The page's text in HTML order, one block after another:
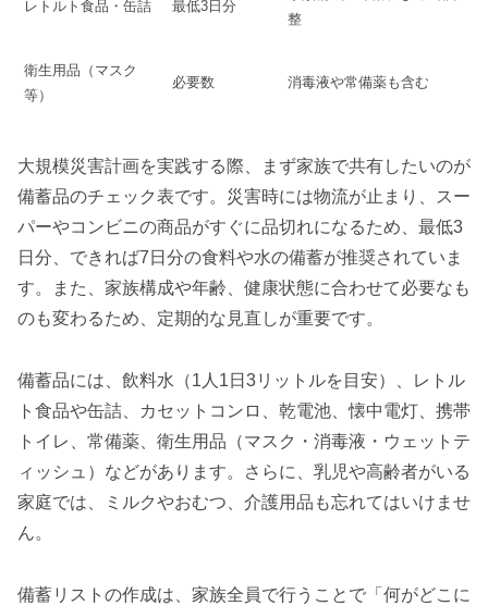
レトルト食品・缶詰 最低3日分
整
衛生用品（マスク
等）
必要数 消毒液や常備薬も含む
大規模災害計画を実践する際、まず家族で共有したいのが
備蓄品のチェック表です。災害時には物流が止まり、スー
パーやコンビニの商品がすぐに品切れになるため、最低3
日分、できれば7日分の食料や水の備蓄が推奨されていま
す。また、家族構成や年齢、健康状態に合わせて必要なも
のも変わるため、定期的な見直しが重要です。
備蓄品には、飲料水（1人1日3リットルを目安）、レトル
ト食品や缶詰、カセットコンロ、乾電池、懐中電灯、携帯
トイレ、常備薬、衛生用品（マスク・消毒液・ウェットテ
ィッシュ）などがあります。さらに、乳児や高齢者がいる
家庭では、ミルクやおむつ、介護用品も忘れてはいけませ
ん。
備蓄リストの作成は、家族全員で行うことで「何がどこに